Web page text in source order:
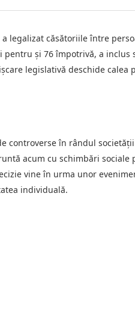
legalizat căsătoriile între
pentru și 76 împotrivă, a
legislativă deschide
controverse în rândul
acum cu schimbări
vine în urma unor
individuală.